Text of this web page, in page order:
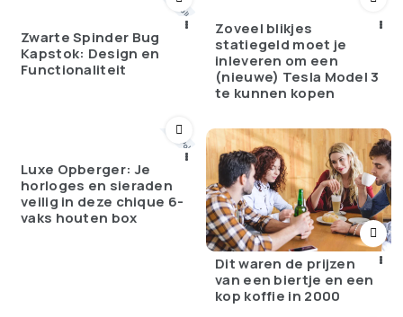
Poll
Zwarte Spinder Bug
Kapstok: Design en
Functionaliteit
Zoveel blikjes
statiegeld moet je
inleveren om een
(nieuwe) Tesla Model 3
te kunnen kopen
💬 Poll
Luxe Opberger: Je
horloges en sieraden
veilig in deze chique 6-
vaks houten box
Dit waren de prijzen
van een biertje en een
kop koffie in 2000